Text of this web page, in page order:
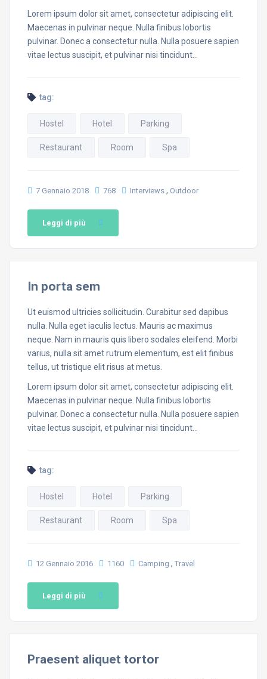
Lorem ipsum dolor sit amet, consectetur adipiscing elit.
Maecenas in pulvinar neque. Nulla finibus lobortis
pulvinar. Donec a consectetur nulla. Nulla posuere sapien
vitae lectus suscipit, et pulvinar nisi tincidunt…
tag:
Hostel Hotel Parking
Restaurant Room Spa
7 Gennaio 2018 768 Interviews , Outdoor
Leggi di più
In porta sem
Ut euismod ultricies sollicitudin. Curabitur sed dapibus
nulla. Nulla eget iaculis lectus. Mauris ac maximus
neque. Nam in mauris quis libero sodales eleifend. Morbi
varius, nulla sit amet rutrum elementum, est elit finibus
tellus, ut tristique elit risus at metus.
Lorem ipsum dolor sit amet, consectetur adipiscing elit.
Maecenas in pulvinar neque. Nulla finibus lobortis
pulvinar. Donec a consectetur nulla. Nulla posuere sapien
vitae lectus suscipit, et pulvinar nisi tincidunt…
tag:
Hostel Hotel Parking
Restaurant Room Spa
12 Gennaio 2016 1160 Camping , Travel
Leggi di più
Praesent aliquet tortor